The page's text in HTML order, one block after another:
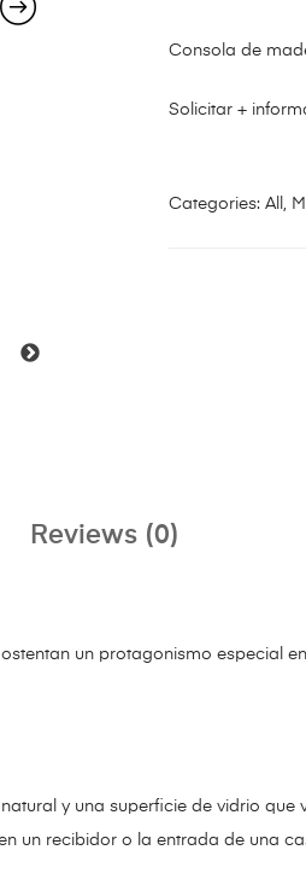
Consola de
Solicitar +
Categories: All ,
Reviews (0)
un protagonismo especial
y una superficie de vidrio que
un recibidor o la entrada de una